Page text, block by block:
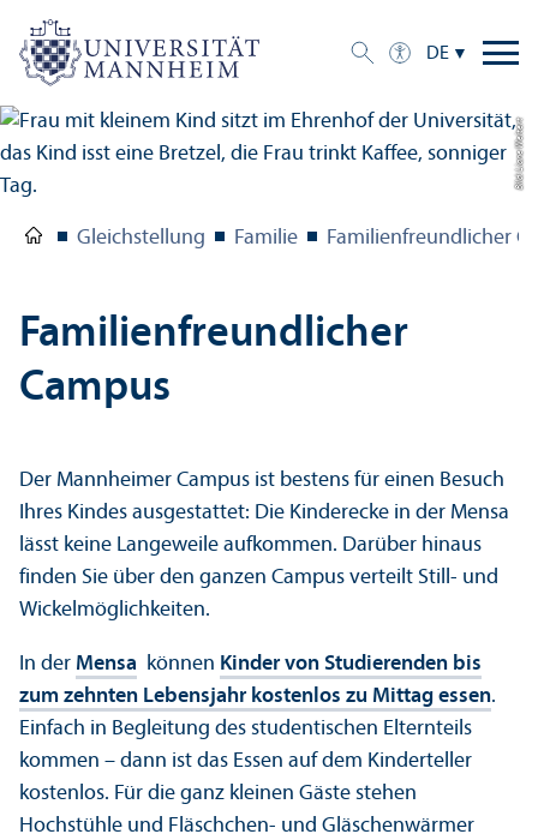
DE
Bild: Liane Weitert
Gleich­stellung Familie Familien­freundlicher
Familien­freundlicher
Campus
Der Mannheimer Campus ist bestens für einen Besuch
Ihres Kindes ausgestattet: Die Kinderecke in der Mensa
lässt keine Langeweile aufkommen. Darüber hinaus
finden Sie über den ganzen Campus verteilt Still- und
Wickel­möglichkeiten.
In der Mensa können Kinder von Studierenden bis
zum zehnten Lebens­jahr kostenlos zu Mittag essen.
Einfach in Begleitung des studentischen Elternteils
kommen – dann ist das Essen auf dem Kinderteller
kostenlos. Für die ganz kleinen Gäste stehen
Hochstühle und Fläschchen- und Gläschenwärmer